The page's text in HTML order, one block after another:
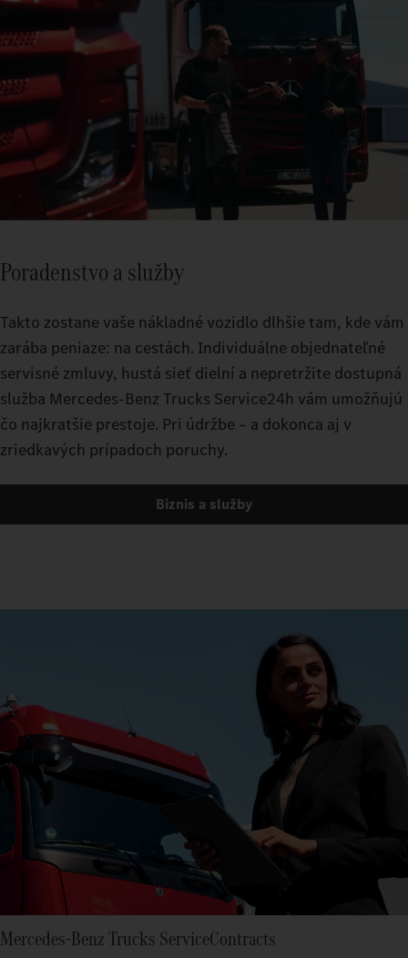
Poradenstvo a služby
Takto zostane vaše nákladné vozidlo dlhšie tam, kde vám
zarába peniaze: na cestách. Individuálne objednateľné
servisné zmluvy, hustá sieť dielní a nepretržite dostupná
služba Mercedes-Benz Trucks Service24h vám umožňujú
čo najkratšie prestoje. Pri údržbe – a dokonca aj v
zriedkavých prípadoch poruchy.
Biznis a služby
Mercedes‑Benz Trucks ServiceContracts